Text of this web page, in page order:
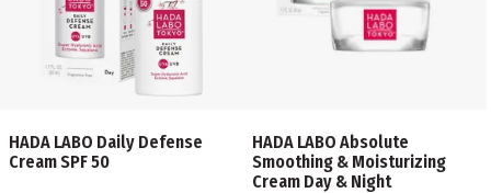
HADA LABO Daily Defense
Cream SPF 50
HADA LABO Absolute
Smoothing & Moisturizing
Cream Day & Night